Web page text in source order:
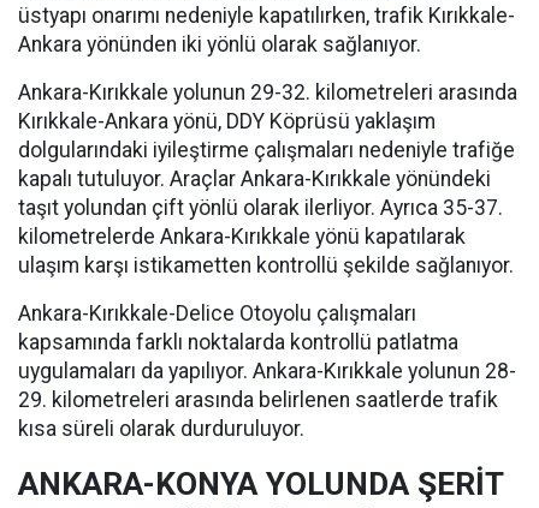
üstyapı onarımı nedeniyle kapatılırken, trafik Kırıkkale-
Ankara yönünden iki yönlü olarak sağlanıyor.
Ankara-Kırıkkale yolunun 29-32. kilometreleri arasında
Kırıkkale-Ankara yönü, DDY Köprüsü yaklaşım
dolgularındaki iyileştirme çalışmaları nedeniyle trafiğe
kapalı tutuluyor. Araçlar Ankara-Kırıkkale yönündeki
taşıt yolundan çift yönlü olarak ilerliyor. Ayrıca 35-37.
kilometrelerde Ankara-Kırıkkale yönü kapatılarak
ulaşım karşı istikametten kontrollü şekilde sağlanıyor.
Ankara-Kırıkkale-Delice Otoyolu çalışmaları
kapsamında farklı noktalarda kontrollü patlatma
uygulamaları da yapılıyor. Ankara-Kırıkkale yolunun 28-
29. kilometreleri arasında belirlenen saatlerde trafik
kısa süreli olarak durduruluyor.
ANKARA-KONYA YOLUNDA ŞERİT